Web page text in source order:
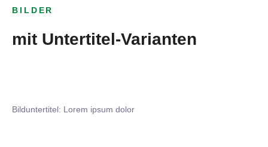
BILDER
mit Untertitel-Varianten
Bilduntertitel: Lorem ipsum dolor